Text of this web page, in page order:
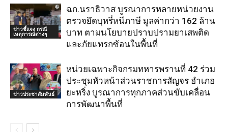
ข่าวชี้แจง กรณี
เหตุการณ์ต่างๆ
ฉก.นราธิวาส บูรณาการหลายหน่วยงาน
ตรวจยึดบุหรี่หนีภาษี มูลค่ากว่า 162 ล้าน
บาท ตามนโยบายปราบปรามยาเสพติด
และภัยแทรกซ้อนในพื้นที่
ข่าวประชาสัมพันธ์
หน่วยเฉพาะกิจกรมทหารพรานที่ 42 ร่วม
ประชุมหัวหน้าส่วนราชการสัญจร อำเภอ
ยะหริ่ง บูรณาการทุกภาคส่วนขับเคลื่อน
การพัฒนาพื้นที่